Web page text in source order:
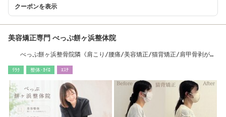
クーポンを表示
美容矯正専門 べっぷ餅ヶ浜整体院
べっぷ餅ヶ浜整骨院隣《肩こり/腰痛/美容矯正/猫背矯正/肩甲骨剥が
ﾘﾗｸ 整体･ｶｲﾛ ｴｽﾃ